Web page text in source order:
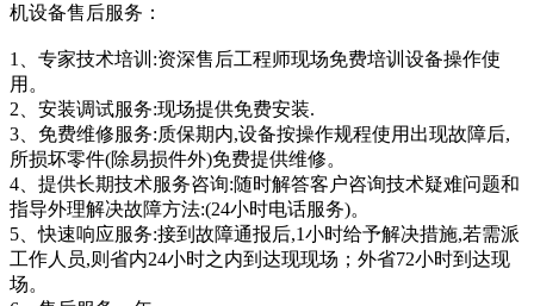
机设备售后服务：
1、专家技术培训:资深售后工程师现场免费培训设备操作使
用。
2、安装调试服务:现场提供免费安装.
3、免费维修服务:质保期内,设备按操作规程使用出现故障后,
所损坏零件(除易损件外)免费提供维修。
4、提供长期技术服务咨询:随时解答客户咨询技术疑难问题和
指导外理解决故障方法:(24小时电话服务)。
5、快速响应服务:接到故障通报后,1小时给予解决措施,若需派
工作人员,则省内24小时之内到达现现场；外省72小时到达现
场。